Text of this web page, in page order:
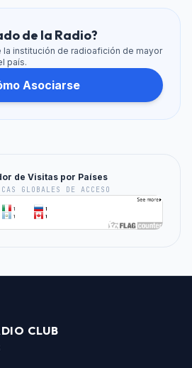
de la Radio?
la institución de radioafición de mayor
país.
Asociarse
de Visitas por Países
GLOBALES DE ACCESO
CLUB